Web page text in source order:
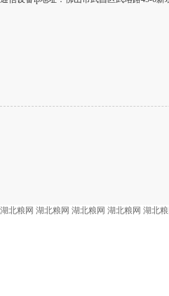
湖北粮网 湖北粮网 湖北粮网 湖北粮网 湖北粮